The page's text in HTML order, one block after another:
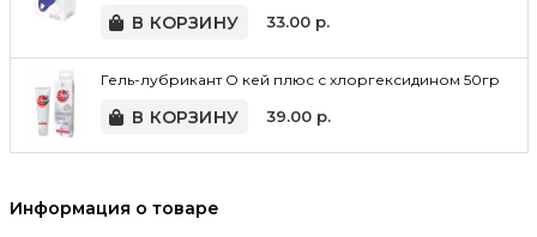
В КОРЗИНУ 33.00р.
Гель-лубрикант О кей плюс с хлоргексидином 50гр
В КОРЗИНУ 39.00р.
Информация о товаре